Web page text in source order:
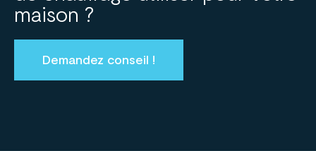
maison ?
Demandez conseil !